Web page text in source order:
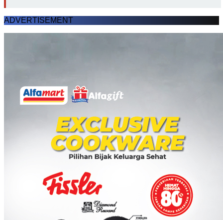
ADVERTISEMENT